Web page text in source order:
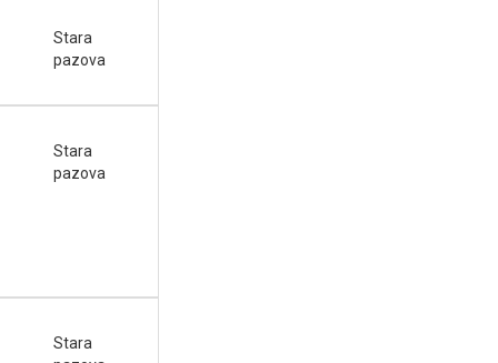
Stara
pazova
Stara
pazova
Stara